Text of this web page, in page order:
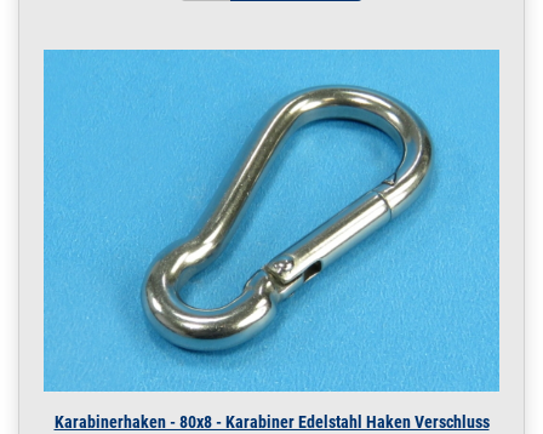
Karabinerhaken - 80x8 - Karabiner Edelstahl Haken Verschluss